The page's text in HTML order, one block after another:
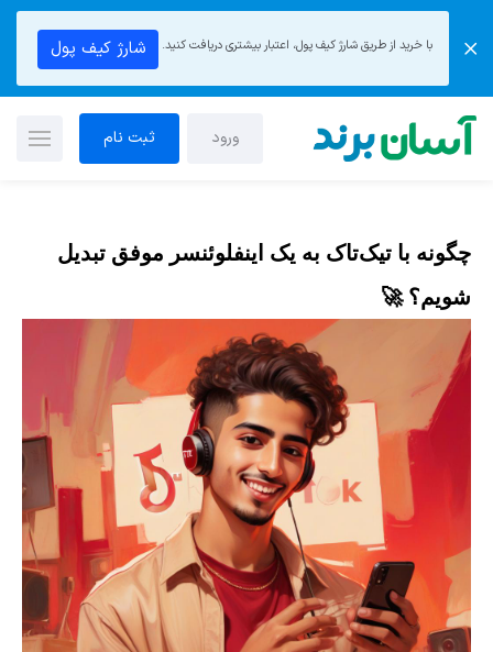
با خرید از طریق شارژ کیف پول، اعتبار بیشتری دریافت کنید. شارژ کیف پول
ورود ثبت نام
چگونه با تیک‌تاک به یک اینفلوئنسر موفق تبدیل
شویم؟ 🚀